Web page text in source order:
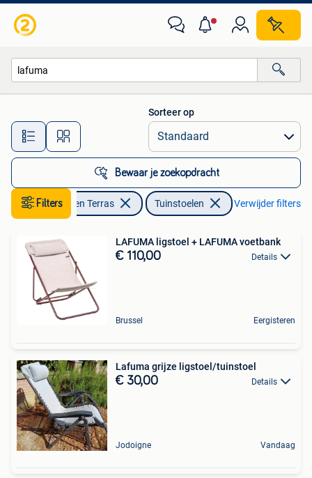
Alle afstanden…
Sorteer op
Bewaar je zoekopdracht
FiltersTuin en Terras Tuinstoelen Verwijder filters
LAFUMA ligstoel + LAFUMA voetbank
€ 110,00 Details
Brussel Eergisteren
Lafuma grijze ligstoel/tuinstoel
€ 30,00 Details
Jodoigne Vandaag